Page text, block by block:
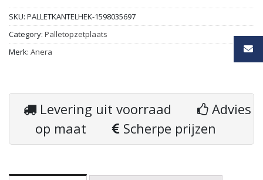
SKU: PALLETKANTELHEK-1598035697
Category: Palletopzetplaats
Merk: Anera
Levering uit voorraad
Advies
op maat
Scherpe prijzen